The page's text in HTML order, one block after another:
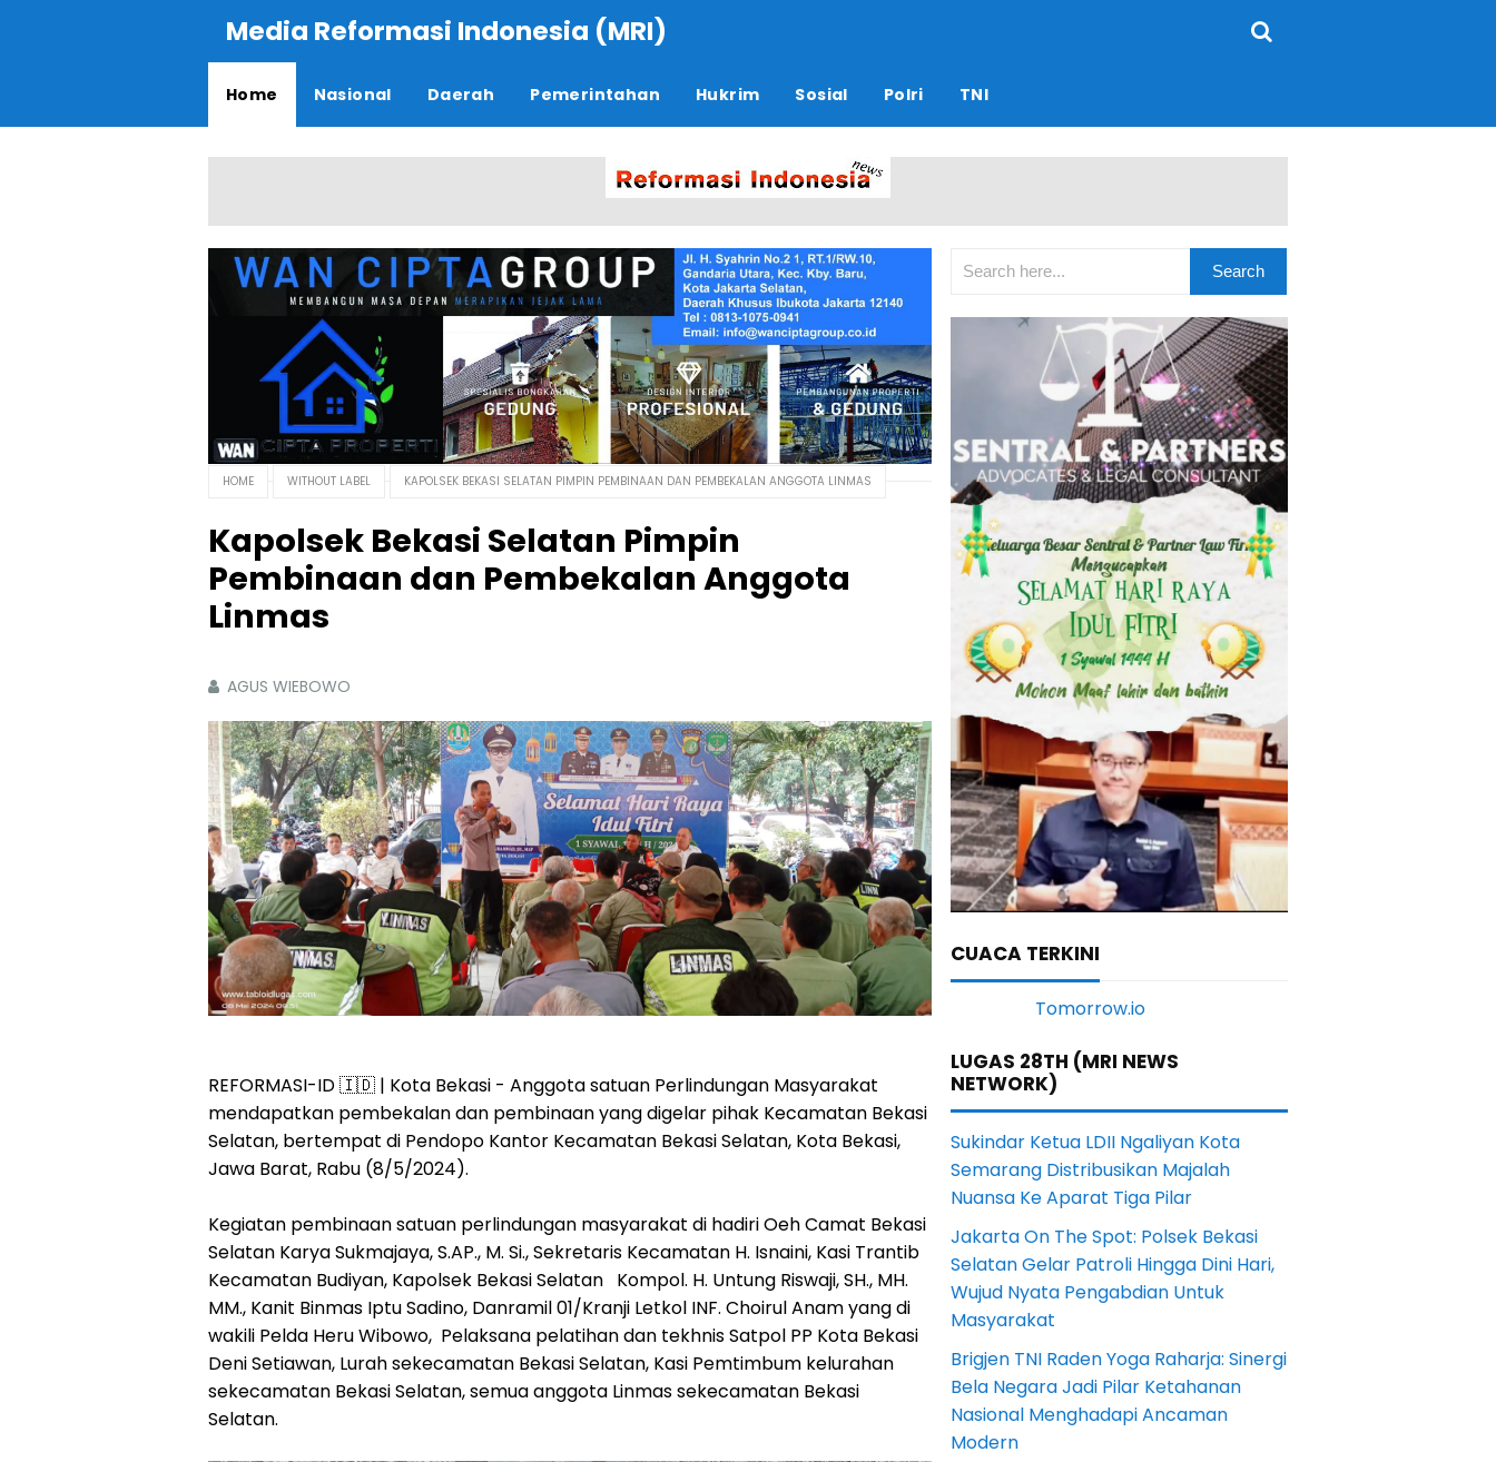
Media Reformasi Indonesia (MRI)
Home Nasional Daerah Pemerintahan Hukrim Sosial Polri TNI
HOME WITHOUT LABEL KAPOLSEK BEKASI SELATAN PIMPIN PEMBINAAN DAN PEMBEKALAN ANGGOTA LINMAS
Kapolsek Bekasi Selatan Pimpin
Pembinaan dan Pembekalan Anggota
Linmas
AGUS WIEBOWO
REFORMASI-ID 🇮🇩 | Kota Bekasi - Anggota satuan Perlindungan Masyarakat
mendapatkan pembekalan dan pembinaan yang digelar pihak Kecamatan Bekasi
Selatan, bertempat di Pendopo Kantor Kecamatan Bekasi Selatan, Kota Bekasi,
Jawa Barat, Rabu (8/5/2024).
Kegiatan pembinaan satuan perlindungan masyarakat di hadiri Oeh Camat Bekasi
Selatan Karya Sukmajaya, S.AP., M. Si., Sekretaris Kecamatan H. Isnaini, Kasi Trantib
Kecamatan Budiyan, Kapolsek Bekasi Selatan Kompol. H. Untung Riswaji, SH., MH.
MM., Kanit Binmas Iptu Sadino, Danramil 01/Kranji Letkol INF. Choirul Anam yang di
wakili Pelda Heru Wibowo, Pelaksana pelatihan dan tekhnis Satpol PP Kota Bekasi
Deni Setiawan, Lurah sekecamatan Bekasi Selatan, Kasi Pemtimbum kelurahan
sekecamatan Bekasi Selatan, semua anggota Linmas sekecamatan Bekasi
Selatan.
CUACA TERKINI
LUGAS 28TH (MRI NEWS
NETWORK)
Sukindar Ketua LDII Ngaliyan Kota
Semarang Distribusikan Majalah
Nuansa Ke Aparat Tiga Pilar
Jakarta On The Spot: Polsek Bekasi
Selatan Gelar Patroli Hingga Dini Hari,
Wujud Nyata Pengabdian Untuk
Masyarakat
Brigjen TNI Raden Yoga Raharja: Sinergi
Bela Negara Jadi Pilar Ketahanan
Nasional Menghadapi Ancaman
Modern